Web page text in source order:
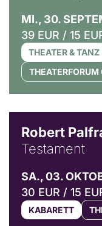
MI., 30.
39 EUR / 15
THEATER & TANZ
Robert
Testament
SA., 03.
30 EUR / 15
KABARETT